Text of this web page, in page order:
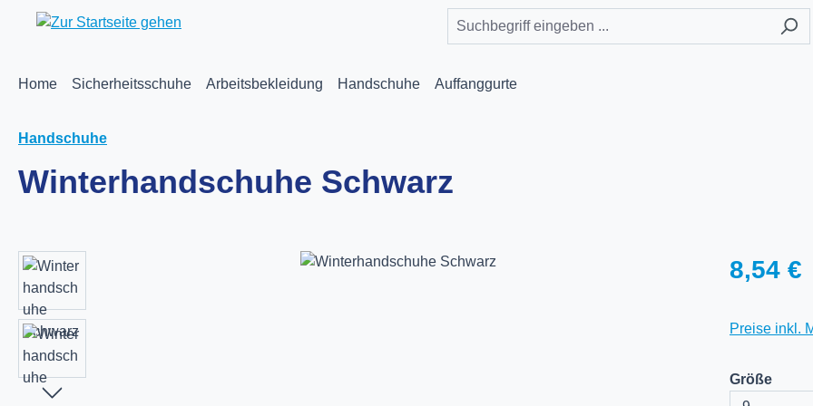
Hauptinhalt springen
Zur Suche springen
Zur Hauptnavigation springen
Home Sicherheitsschuhe Arbeitsbekleidung Handschuhe Auffanggurte
Handschuhe
Winterhandschuhe Schwarz
Bildergalerie überspringen Regulärer
8,54 €
Preise inkl.
Größe